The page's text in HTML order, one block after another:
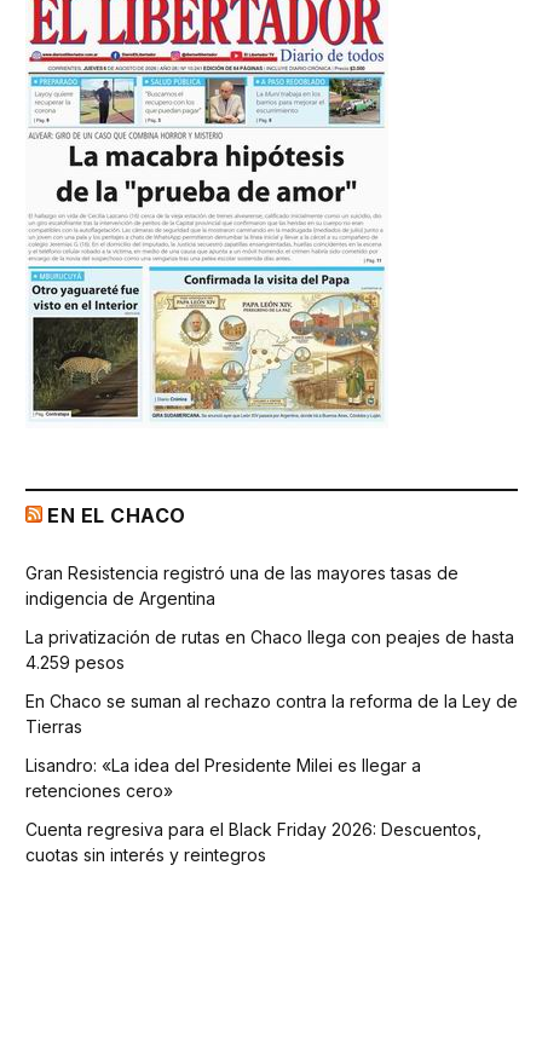
EN EL CHACO
Gran Resistencia registró una de las mayores tasas de
indigencia de Argentina
La privatización de rutas en Chaco llega con peajes de hasta
4.259 pesos
En Chaco se suman al rechazo contra la reforma de la Ley de
Tierras
Lisandro: «La idea del Presidente Milei es llegar a
retenciones cero»
Cuenta regresiva para el Black Friday 2026: Descuentos,
cuotas sin interés y reintegros